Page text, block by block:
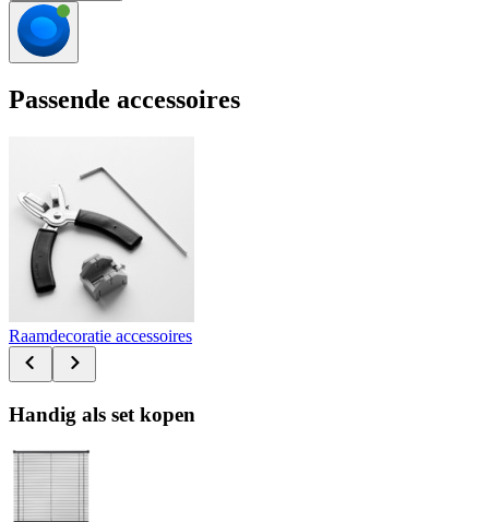
Passende accessoires
Raamdecoratie accessoires
Handig als set kopen